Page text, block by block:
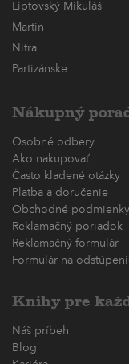
Liptovský Mikuláš
Martin
Nitra
Partizánske
Nákupný
Osobné odbery
Ako nakupovať
Často kladené otázky
Platba a doručenie
Obchodné podmienky
Reklamačný poriadok
Reklamačný formulár
Formulár na
Knihy pre
Náš príbeh
Blog